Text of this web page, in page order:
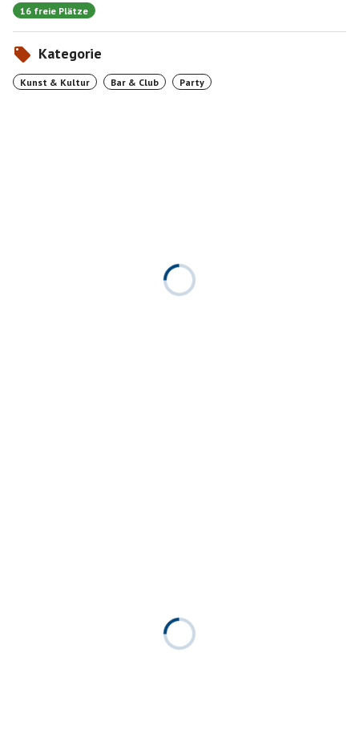
16 freie Plätze
Kategorie
Kunst & Kultur Bar & Club Party